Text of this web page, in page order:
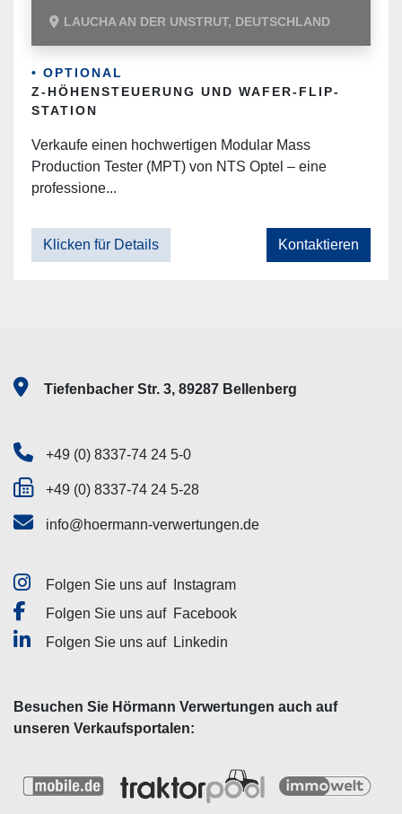
LAUCHA AN DER UNSTRUT, DEUTSCHLAND
• OPTIONAL
Z-HÖHENSTEUERUNG UND WAFER-FLIP-
STATION
Verkaufe einen hochwertigen Modular Mass
Production Tester (MPT) von NTS Optel – eine
professione...
Klicken für Details Kontaktieren
Tiefenbacher Str. 3, 89287 Bellenberg
+49 (0) 8337-74 24 5-0
+49 (0) 8337-74 24 5-28
info@hoermann-verwertungen.de
Folgen Sie uns auf
Instagram
Folgen Sie uns auf Facebook
Folgen Sie uns auf
Linkedin
Besuchen Sie Hörmann Verwertungen auch auf
unseren Verkaufsportalen: